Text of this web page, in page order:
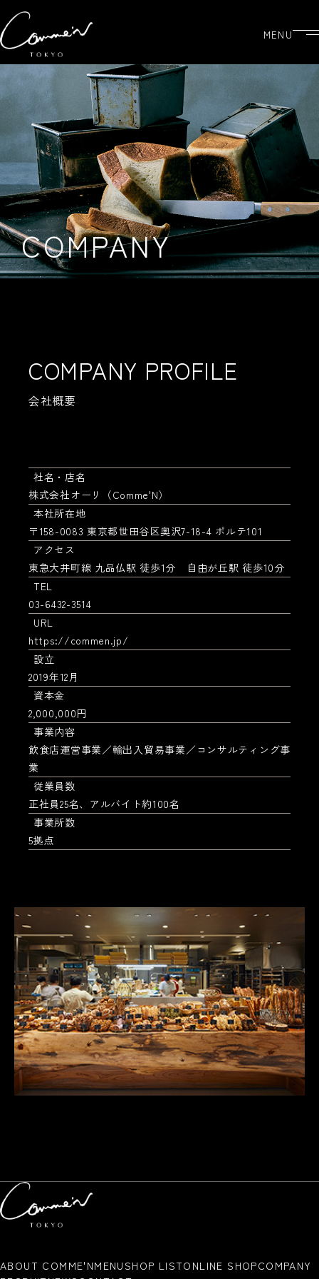
MENU
COMPANY
会社概要
COMPANY PROFILE
社名・店名
株式会社オーリ（Comme'N）
本社所在地
〒158-0083 東京都世田谷区奥沢7-18-4 ポルテ101
アクセス
東急大井町線 九品仏駅 徒歩1分 自由が丘駅 徒歩10分
TEL
03-6432-3514
URL
https://commen.jp/
設立
2019年12月
資本金
2,000,000円
事業内容
飲食店運営事業／輸出入貿易事業／コンサルティング事
業
従業員数
正社員25名、アルバイト約100名
事業所数
5拠点
ABOUT COMME'NMENU SHOP LISTONLINE SHOPCOMPANY